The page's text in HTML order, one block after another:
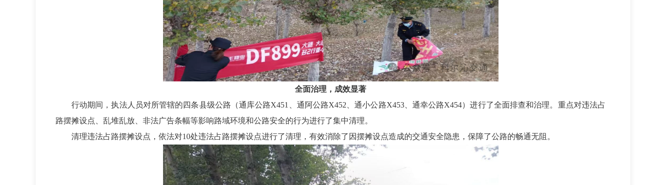
全面治理，成效显著
行动期间，执法人员对所管辖的四条县级公路（通库公路X451、通阿公路X452、通小公路X453、通幸公路X454）进行了全面排查和治理。重点对违法占
路摆摊设点、乱堆乱放、非法广告条幅等影响路域环境和公路安全的行为进行了集中清理。
清理违法占路摆摊设点，依法对10处违法占路摆摊设点进行了清理，有效消除了因摆摊设点造成的交通安全隐患，保障了公路的畅通无阻。